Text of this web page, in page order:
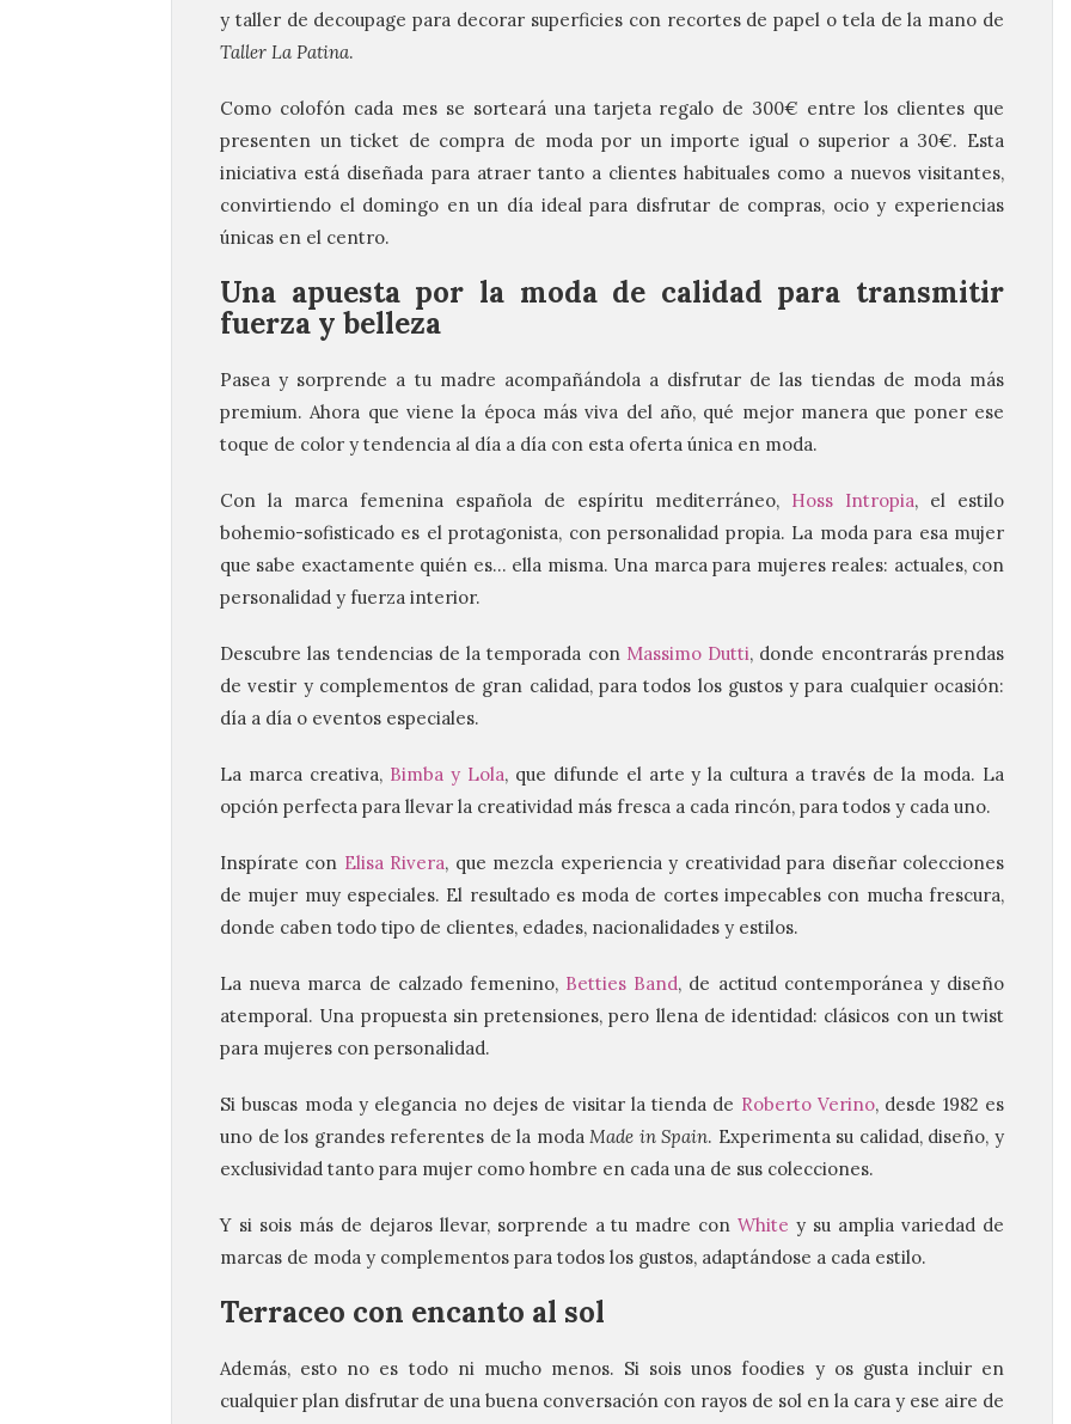
y taller de decoupage para decorar superficies con recortes de papel o tela de la mano de
Taller La Patina.
Como colofón cada mes se sorteará una tarjeta regalo de 300€ entre los clientes que
presenten un ticket de compra de moda por un importe igual o superior a 30€. Esta
iniciativa está diseñada para atraer tanto a clientes habituales como a nuevos visitantes,
convirtiendo el domingo en un día ideal para disfrutar de compras, ocio y experiencias
únicas en el centro.
Una apuesta por la moda de calidad para transmitir
fuerza y belleza
Pasea y sorprende a tu madre acompañándola a disfrutar de las tiendas de moda más
premium. Ahora que viene la época más viva del año, qué mejor manera que poner ese
toque de color y tendencia al día a día con esta oferta única en moda.
Con la marca femenina española de espíritu mediterráneo, Hoss Intropia, el estilo
bohemio-sofisticado es el protagonista, con personalidad propia. La moda para esa mujer
que sabe exactamente quién es… ella misma.​ Una marca para mujeres reales: actuales, con
personalidad y fuerza interior.
Descubre las tendencias de la temporada con Massimo Dutti, donde encontrarás prendas
de vestir y complementos de gran calidad, para todos los gustos y para cualquier ocasión:
día a día o eventos especiales.
La marca creativa, Bimba y Lola, que difunde el arte y la cultura a través de la moda. La
opción perfecta para llevar la creatividad más fresca a cada rincón, para todos y cada uno.
Inspírate con Elisa Rivera, que mezcla experiencia y creatividad para diseñar colecciones
de mujer muy especiales. El resultado es moda de cortes impecables con mucha frescura,
donde caben todo tipo de clientes, edades, nacionalidades y estilos.
La nueva marca de calzado femenino, Betties Band, de actitud contemporánea y diseño
atemporal. Una propuesta sin pretensiones, pero llena de identidad: clásicos con un twist
para mujeres con personalidad.
Si buscas moda y elegancia no dejes de visitar la tienda de Roberto Verino, desde 1982 es
uno de los grandes referentes de la modaMade in Spain. Experimenta su calidad, diseño, y
exclusividad tanto para mujer como hombre en cada una de sus colecciones.
Y si sois más de dejaros llevar, sorprende a tu madre conWhite y su amplia variedad de
marcas de moda y complementos para todos los gustos, adaptándose a cada estilo.
Terraceo con encanto al sol
Además, esto no es todo ni mucho menos. Si sois unos foodies y os gusta incluir en
cualquier plan disfrutar de una buena conversación con rayos de sol en la cara y ese aire de